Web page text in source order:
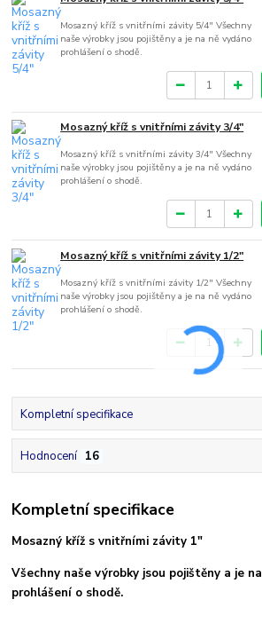
Mosazný kříž s vnitřními závity 5/4" Všechny
naše výrobky jsou pojištěny a je na ně vydáno
prohlášení o shodě.
Mosazný kříž s vnitřními závity 3/4"
Mosazný kříž s vnitřními závity 3/4" Všechny
naše výrobky jsou pojištěny a je na ně vydáno
prohlášení o shodě.
Mosazný kříž s vnitřními závity 1/2"
Mosazný kříž s vnitřními závity 1/2" Všechny
naše výrobky jsou pojištěny a je na ně vydáno
prohlášení o shodě.
Kompletní specifikace
Hodnocení 16
Kompletní specifikace
Mosazný kříž s vnitřními závity 1"
Všechny naše výrobky jsou pojištěny a je
prohlášení o shodě.